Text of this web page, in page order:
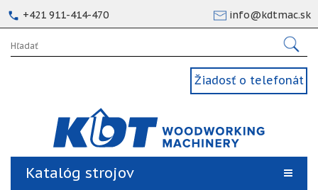
+421 911-414-470 info@kdtmac.sk
Žiadosť o telefonát
Katalóg strojov